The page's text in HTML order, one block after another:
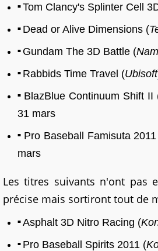
Tom Clancy's Splinter Cell
Dead or Alive Dimensions (
Gundam The 3D Battle (
Rabbids Time Travel (Ubisoft
BlazBlue Continuum Shift II
31 mars
Pro Baseball Famisuta
mars
Les titres suivants n'ont pas
précise mais sortiront tout de
Asphalt 3D Nitro Racing (
Pro Baseball Spirits 2011 (